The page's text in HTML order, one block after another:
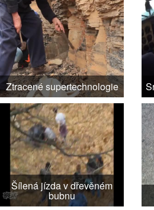
Ztracené supertechnologie
Šílená jízda v dřevěném
bubnu